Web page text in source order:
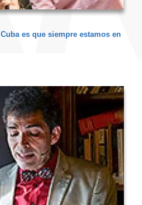
es que siempre estamos en